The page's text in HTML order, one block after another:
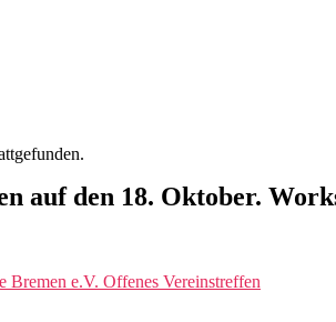
auf den 18. Oktober.
Bremen e.V. Offenes Vereinstreffen